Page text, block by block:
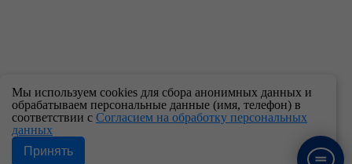
Мы используем cookies для сбора анонимных данных и
обрабатываем персональные данные (имя, телефон) в
соответствии с Согласием на обработку персональных
данных
Принять